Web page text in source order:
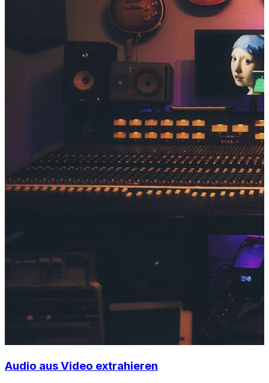
Audio aus Video extrahieren